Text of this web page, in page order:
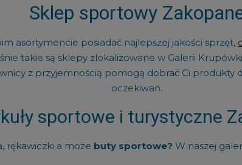
Sklep sportowy
asortymencie posiadać najlepszej jakości sprzęt,
takie są sklepy zlokalizowane w Galerii
z przyjemnością pomogą dobrać Ci
oczekiwań.
sportowe i turystyczne
rękawiczki a może buty sportowe? W naszej